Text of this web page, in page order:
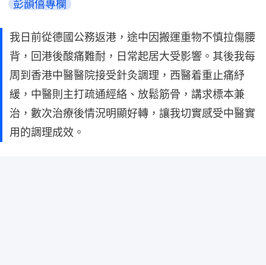
彭韻僖專欄
我日前從德國公務返港，途中因搬運重物不慎拉傷腰
背，回港後酸痛難耐，日常起居大受影響。其後我每
周到香港中醫醫院接受針灸調理，西醫着重止痛紓
緩，中醫則主打疏通經絡、放鬆筋骨，講求標本兼
治，數次治療後情況明顯好轉，讓我切實感受中醫實
用的調理成效。